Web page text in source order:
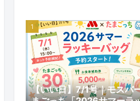
【いい日】7/1号｜モスバ